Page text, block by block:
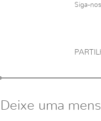
Siga-
Deixe uma